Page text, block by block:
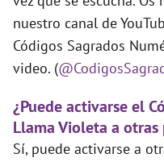
nuestro canal de
Códigos Sagrados
video. (
¿Puede activarse el
Llama Violeta a otras
Sí, puede activarse a